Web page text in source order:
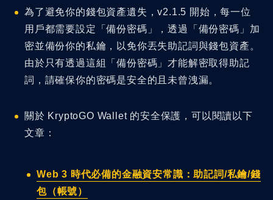
為了避免你的錢包資產遺失，v2.1.5 開始，每一位
用戶都需要設定「備份密碼」，透過「備份密碼」加
密並備份你的私鑰，以免你丟失助記詞與錢包資產。
由於只有透過這組「備份密碼」才能解密取得助記
詞，請確保你的密碼是安全的且未曾洩漏。
關於 KryptoGO Wallet 的安全保護，可以閱讀以下
文章：
Web 3 時代必備的金融資安常識：助記詞/私鑰/錢
包（帳號）